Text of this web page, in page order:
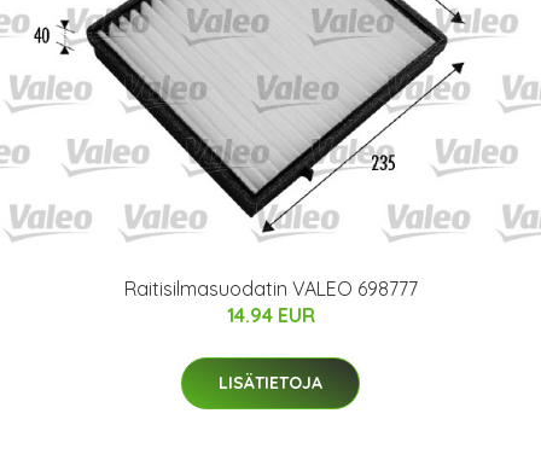
Raitisilmasuodatin VALEO 698777
14.94 EUR
LISÄTIETOJA